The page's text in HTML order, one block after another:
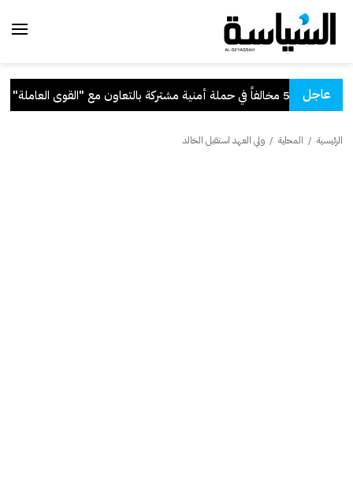
عاجل
مشتركة بالتعاون مع "القوى العاملة"
الرئيسية / المحلية / ولي العهد استقبل الخالد